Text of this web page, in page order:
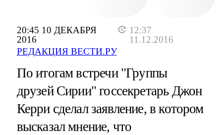
20:45 10 ДЕКАБРЯ
2016
12:37
11.12.2016
РЕДАКЦИЯ ВЕСТИ.РУ
По итогам встречи "Группы
друзей Сирии" госсекретарь Джон
Керри сделал заявление, в котором
высказал мнение, что